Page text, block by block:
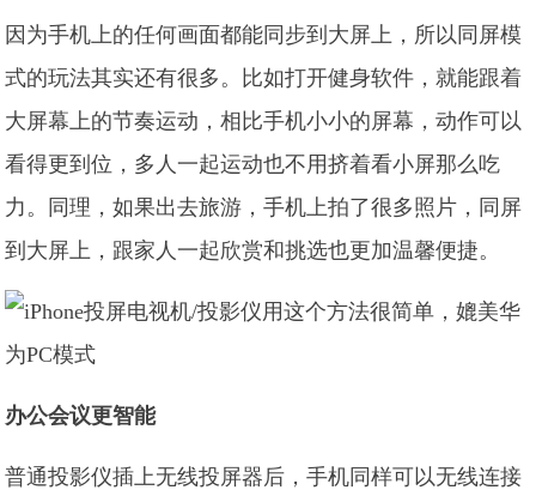
因为手机上的任何画面都能同步到大屏上，所以同屏模
式的玩法其实还有很多。比如打开健身软件，就能跟着
大屏幕上的节奏运动，相比手机小小的屏幕，动作可以
看得更到位，多人一起运动也不用挤着看小屏那么吃
力。同理，如果出去旅游，手机上拍了很多照片，同屏
到大屏上，跟家人一起欣赏和挑选也更加温馨便捷。
办公会议更智能
普通投影仪插上无线投屏器后，手机同样可以无线连接